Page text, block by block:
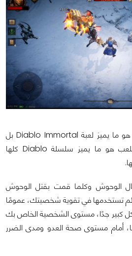
في الحقيقة أسلوب اللعب هو ما يميز لعبة Diablo Immortal بل
يمكننا أن نقول أسلوب اللعب هو ما يميز سلسلة Diablo كلها
الوحوش وكلما قمت بقتل الوحوش
تستخدمها في تقوية شخصيتك، عمومًا
كبير جدًا، مستوى الشخصية الخاص بك
أمام مستوى صحة العدو ومدى الضرر